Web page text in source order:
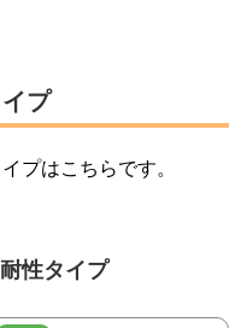
プ
プはこちらです。
耐性タイプ